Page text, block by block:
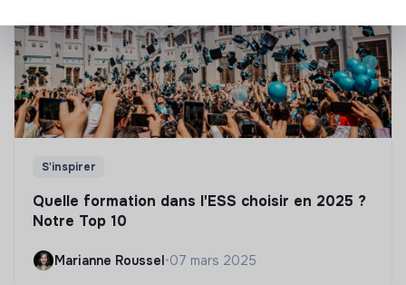
S'inspirer
Quelle formation dans l'ESS choisir en 2025 ?
Notre Top 10
Marianne Roussel•07 mars 2025